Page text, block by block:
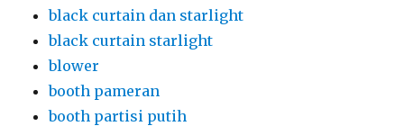
black curtain dan starlight
black curtain starlight
blower
booth pameran
booth partisi putih